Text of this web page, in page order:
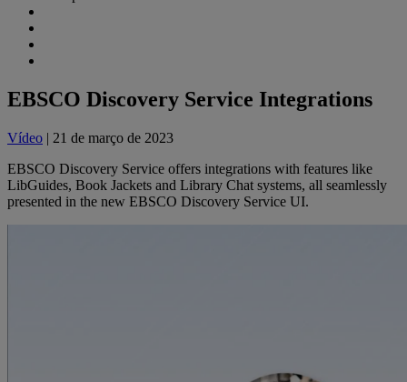
EBSCO Discovery Service Integrations
Vídeo | 21 de março de 2023
EBSCO Discovery Service offers integrations with features like
LibGuides, Book Jackets and Library Chat systems, all seamlessly
presented in the new EBSCO Discovery Service UI.